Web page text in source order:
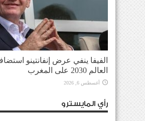
الفيفا ينفي عرض إنفانتينو
العالم 2030 على المغرب
أغسطس 6, 2026
رأي المايسترو